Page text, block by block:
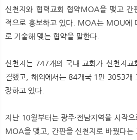
뉴
신천지와 협력교회 협약MOA을 맺고 간
적으로 홍보하고 있다. MOA는 MOU에
로 기술해 맺는 협약을 말한다.
신천지는 747개의 국내 교회가 신천지교
결했고, 해외에서는 84개국 1만 3053개
장하고 있다.
지난 10월부터는 광주·전남지역을 시작
MOA을 맺고, 간판을 신천지로 바꿨다는